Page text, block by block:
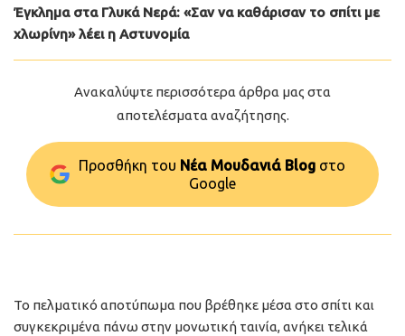
Έγκλημα στα Γλυκά Νερά: «Σαν να καθάρισαν το σπίτι με
χλωρίνη» λέει η Αστυνομία
Ανακαλύψτε περισσότερα άρθρα μας στα
αποτελέσματα αναζήτησης.
Προσθήκη του Νέα Μουδανιά Blog στo
Google
Το πελματικό αποτύπωμα που βρέθηκε μέσα στο σπίτι και
συγκεκριμένα πάνω στην μονωτική ταινία, ανήκει τελικά